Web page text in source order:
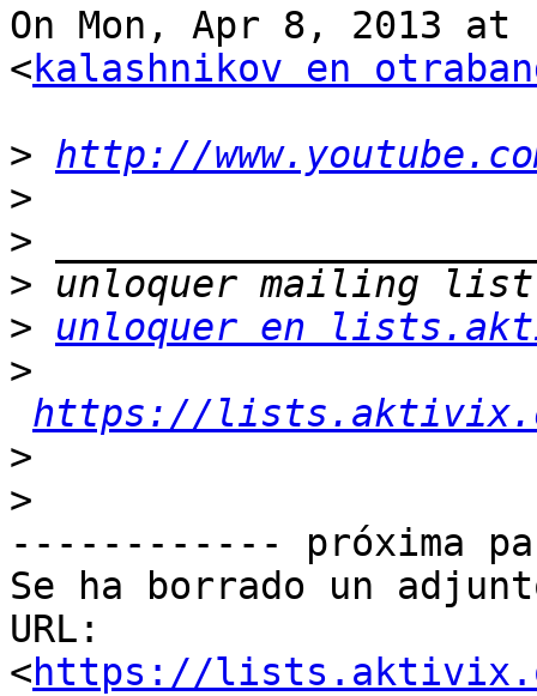
On Mon, Apr 8, 2013 at
<kalashnikov en
> http://
>
>
>
>
unloquer en
>
https://
>
>
------------ próxima
Se ha borrado un
URL:
<https://